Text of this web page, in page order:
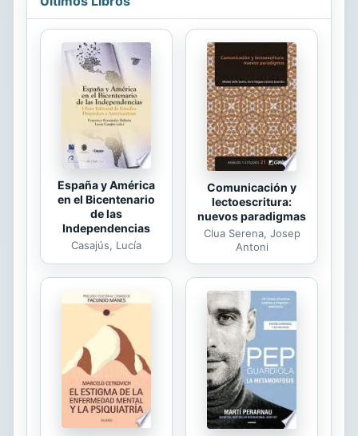
España y América
en el Bicentenario
de las
Independencias
Casajús, Lucía
Comunicación y
lectoescritura:
nuevos paradigmas
Clua Serena, Josep
Antoni